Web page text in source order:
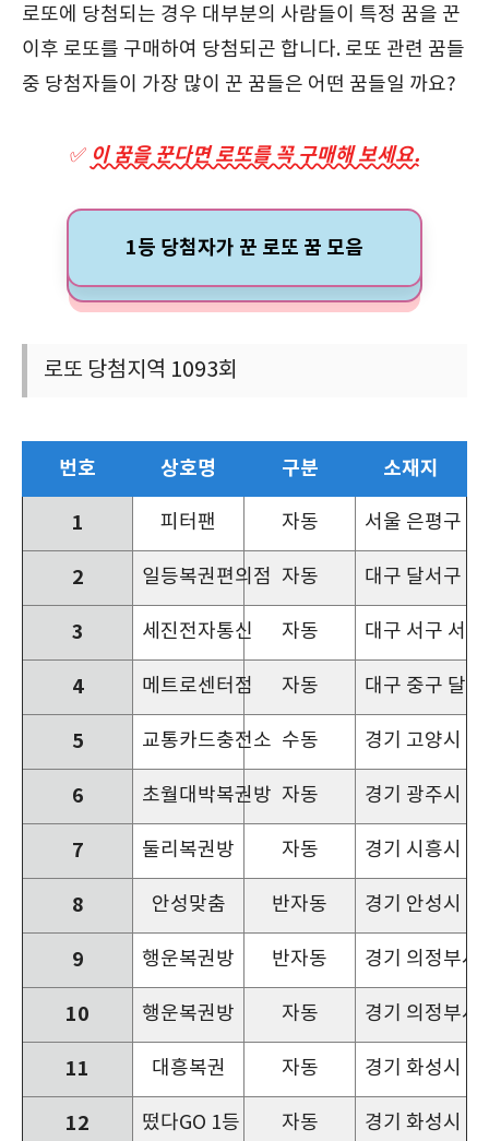
로또에 당첨되는 경우 대부분의 사람들이 특정 꿈을 꾼
이후 로또를 구매하여 당첨되곤 합니다. 로또 관련 꿈들
중 당첨자들이 가장 많이 꾼 꿈들은 어떤 꿈들일 까요?
✅ 이 꿈을 꾼다면 로또를 꼭 구매해 보세요.
1등 당첨자가 꾼 로또 꿈 모음
로또 당첨지역 1093회
번호 상호명 구분 소재지
1 피터팬 자동 서울 은평구
2 일등복권편의점 자동 대구 달서구
3 세진전자통신 자동 대구 서구 서
4 메트로센터점 자동 대구 중구 달
5 교통카드충전소 수동 경기 고양시
6 초월대박복권방 자동 경기 광주시
7 둘리복권방 자동 경기 시흥시
8 안성맞춤 반자동 경기 안성시
9 행운복권방 반자동 경기 의정부시
10 행운복권방 자동 경기 의정부시
11 대흥복권 자동 경기 화성시
12 떴다GO 1등 자동 경기 화성시